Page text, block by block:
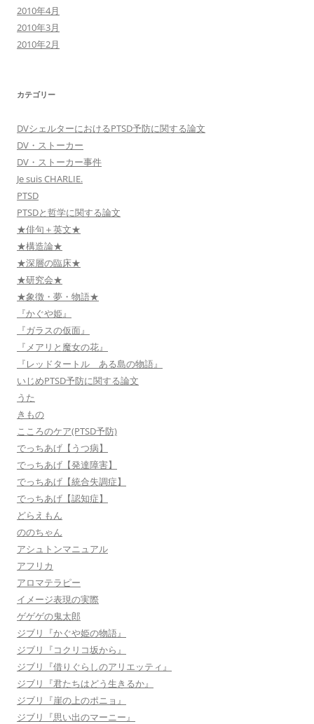
2010年4月
2010年3月
2010年2月
カテゴリー
DVシェルターにおけるPTSD予防に関する論文
DV・ストーカー
DV・ストーカー事件
Je suis CHARLIE.
PTSD
PTSDと哲学に関する論文
★俳句＋英文★
★構造論★
★深層の臨床★
★研究会★
★象徴・夢・物語★
『かぐや姫』
『ガラスの仮面』
『メアリと魔女の花』
『レッドタートル ある島の物語』
いじめPTSD予防に関する論文
うた
きもの
こころのケア(PTSD予防)
でっちあげ【うつ病】
でっちあげ【発達障害】
でっちあげ【統合失調症】
でっちあげ【認知症】
どらえもん
ののちゃん
アシュトンマニュアル
アフリカ
アロマテラピー
イメージ表現の実際
ゲゲゲの鬼太郎
ジブリ『かぐや姫の物語』
ジブリ『コクリコ坂から』
ジブリ『借りぐらしのアリエッティ』
ジブリ『君たちはどう生きるか』
ジブリ『崖の上のポニョ』
ジブリ『思い出のマーニー』